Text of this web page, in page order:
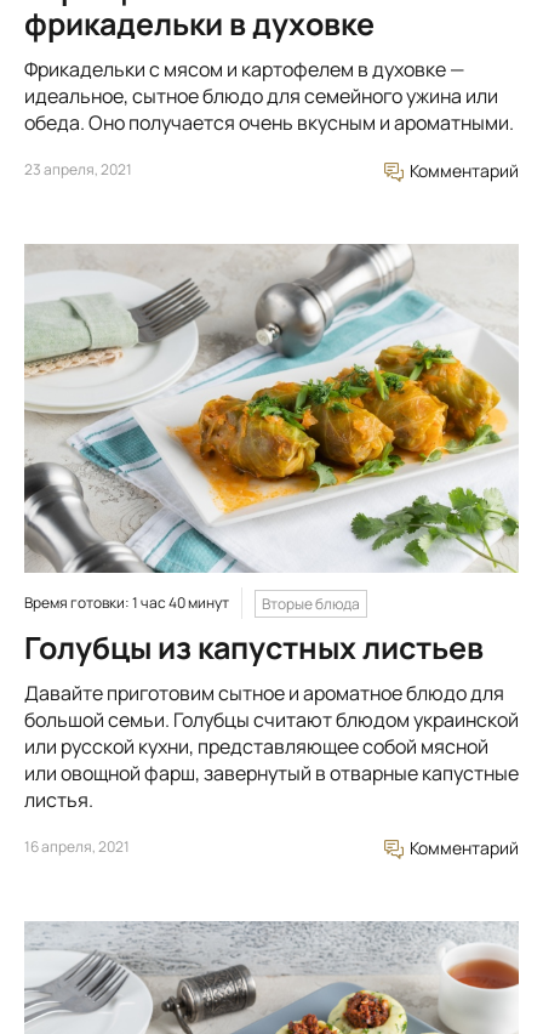
фрикадельки в духовке
Фрикадельки с мясом и картофелем в духовке —
идеальное, сытное блюдо для семейного ужина или
обеда. Оно получается очень вкусным и ароматными.
23 апреля, 2021 Комментарий
Время готовки: 1 час 40 минут Вторые блюда
Голубцы из капустных листьев
Давайте приготовим сытное и ароматное блюдо для
большой семьи. Голубцы считают блюдом украинской
или русской кухни, представляющее собой мясной
или овощной фарш, завернутый в отварные капустные
листья.
16 апреля, 2021 Комментарий